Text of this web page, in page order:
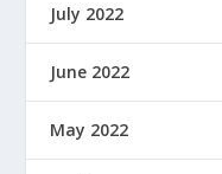
July 2022
June 2022
May 2022